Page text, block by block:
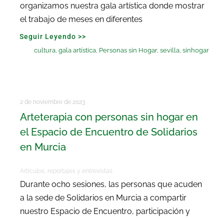
organizamos nuestra gala artística donde mostrar
el trabajo de meses en diferentes
Seguir Leyendo >>
cultura ,gala artística Personas sin Hogar,sevilla ,sinhogar
2 de noviembre de 2023
Arteterapia con personas sin hogar en
el Espacio de Encuentro de Solidarios
en Murcia
Artículos, reportajes y entrevistas
Durante ocho sesiones, las personas que acuden
a la sede de Solidarios en Murcia a compartir
nuestro Espacio de Encuentro, participación y